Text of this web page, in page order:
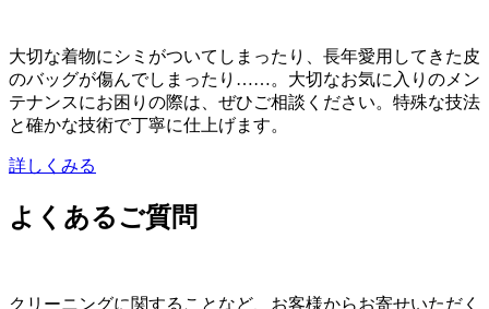
大切な着物にシミがついてしまったり、長年愛用してきた皮
のバッグが傷んでしまったり……。大切なお気に入りのメン
テナンスにお困りの際は、ぜひご相談ください。特殊な技法
と確かな技術で丁寧に仕上げます。
詳しくみる
よくあるご質問
クリーニングに関することなど、お客様からお寄せいただく